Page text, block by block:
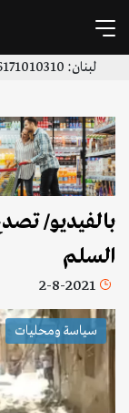
لبنان: 96171010310+ ديربورن: 13137751171+ | 13136996923+
بالفيديو/
السلم
2-8-2021
سياسة ومحليات